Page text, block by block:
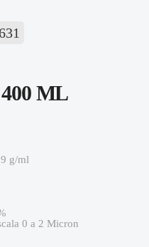
ML
g/ml
0 a 2 Micron